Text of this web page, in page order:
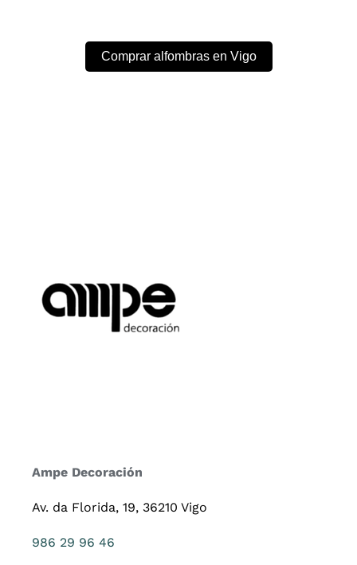
Comprar alfombras en Vigo
Ampe Decoración
Av. da Florida, 19, 36210 Vigo
986 29 96 46